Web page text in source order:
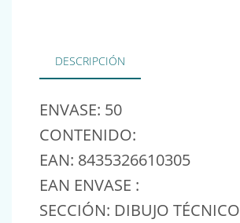
DESCRIPCIÓN
ENVASE: 50
CONTENIDO:
EAN: 8435326610305
EAN ENVASE :
SECCIÓN: DIBUJO TÉCNICO